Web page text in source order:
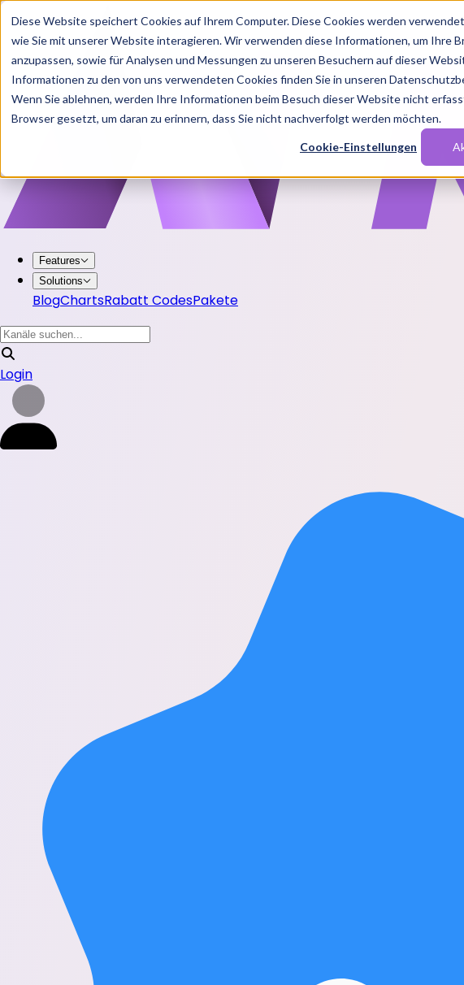
Diese Website speichert Cookies auf Ihrem Computer. Diese Cookies werden
wie Sie mit unserer Website interagieren. Wir verwenden diese Informationen, um Ihre
anzupassen, sowie für Analysen und Messungen zu unseren Besuchern auf dieser
Informationen zu den von uns verwendeten Cookies finden Sie in unseren
Wenn Sie ablehnen, werden Ihre Informationen beim Besuch dieser Website nicht
Browser gesetzt, um daran zu erinnern, dass Sie nicht nachverfolgt werden möchten.
Cookie-Einstellungen
Features
Solutions
BlogChartsRabatt CodesPakete
Login